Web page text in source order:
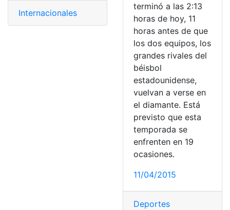
Internacionales
terminó a las 2:13
horas de hoy, 11
horas antes de que
los dos equipos, los
grandes rivales del
béisbol
estadounidense,
vuelvan a verse en
el diamante. Está
previsto que esta
temporada se
enfrenten en 19
ocasiones.
11/04/2015
Deportes